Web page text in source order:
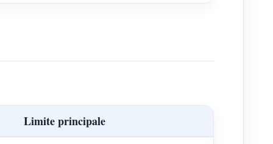
Limite principale